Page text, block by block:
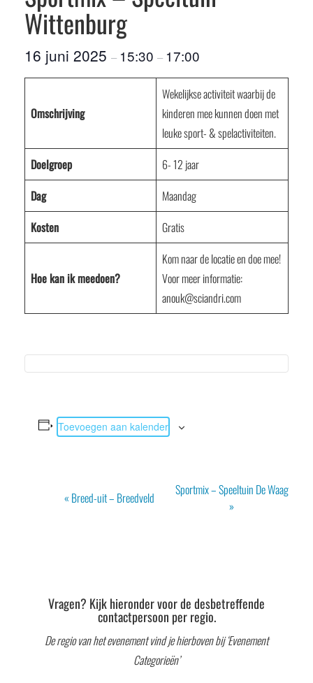
Wittenburg
16 juni 2025 – 15:30 – 17:00
Omschrijving
Wekelijkse activiteit waarbij de
kinderen mee kunnen doen met
leuke sport- & spelactiviteiten.
Doelgroep
6- 12 jaar
Dag
Maandag
Kosten
Gratis
Hoe kan ik meedoen?
Kom naar de locatie en doe mee!
Voor meer informatie:
anouk@sciandri.com
Toevoegen aan kalender
Evenement
Navigatie
« Breed-uit – Breedveld
Sportmix – Speeltuin De Waag
»
Vragen? Kijk hieronder voor de desbetreffende
contactpersoon per regio.
De regio van het evenement vind je hierboven bij ‘Evenement
Categorieën’